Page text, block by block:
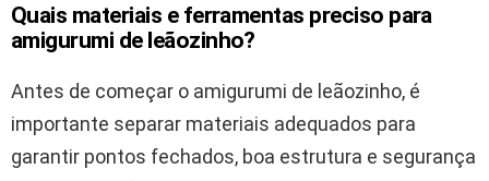
Quais materiais e ferramentas preciso para
amigurumi de leãozinho?
Antes de começar o amigurumi de leãozinho, é
importante separar materiais adequados para
garantir pontos fechados, boa estrutura e segurança